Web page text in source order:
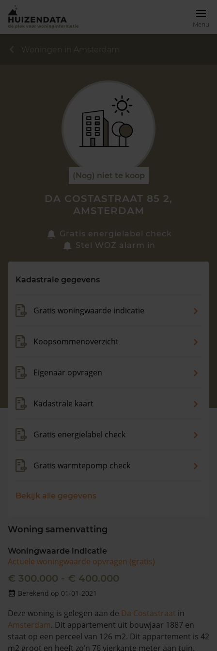
Menu
Vragen? Neem contact met ons op
088 220 4200
Woningen in Amsterdam
(Nog) niet te koop
DA COSTASTRAAT 85 2,
AMSTERDAM
Gratis energielabel check
Stel WOZ alarm in
Kadastrale gegevens
Gratis woningwaarde indicatie
Koopsommenoverzicht
Eigenaar opvragen
Kadastrale kaart
Gratis energielabel check
Gratis warmtepomp check
Bekijk alle gegevens
Woning samenvatting
Woningwaarde indicatie
Actuele woningwaarde opvragen (gratis)
€ 300.000 - € 400.000
Berekend op 01-01-2021
Deze woning is gelegen aan de Da Costastraat in
Amsterdam. Dit appartement uit bouwjaar 1887 en
staat op een perceel van 126 m2. Dit appartement is 42
m2 groot en heeft zo’n 76 vierkante meter aan tuin.